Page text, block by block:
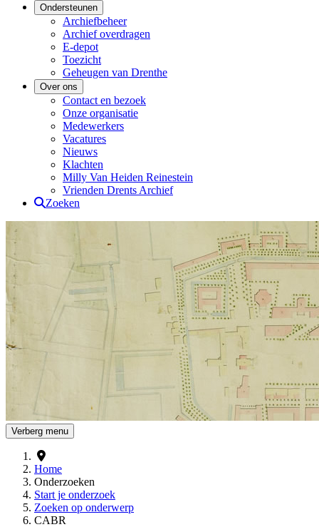
Ondersteunen
Archiefbeheer
Archief overdragen
E-depot
Toezicht
Geheugen van Drenthe
Over ons
Contact en bezoek
Onze organisatie
Medewerkers
Vacatures
Nieuws
Klachten
Milly Van Heiden Reinestein
Vrienden Drents Archief
Zoeken
Verberg menu
Home
Onderzoeken
Start je onderzoek
Zoeken op onderwerp
CABR